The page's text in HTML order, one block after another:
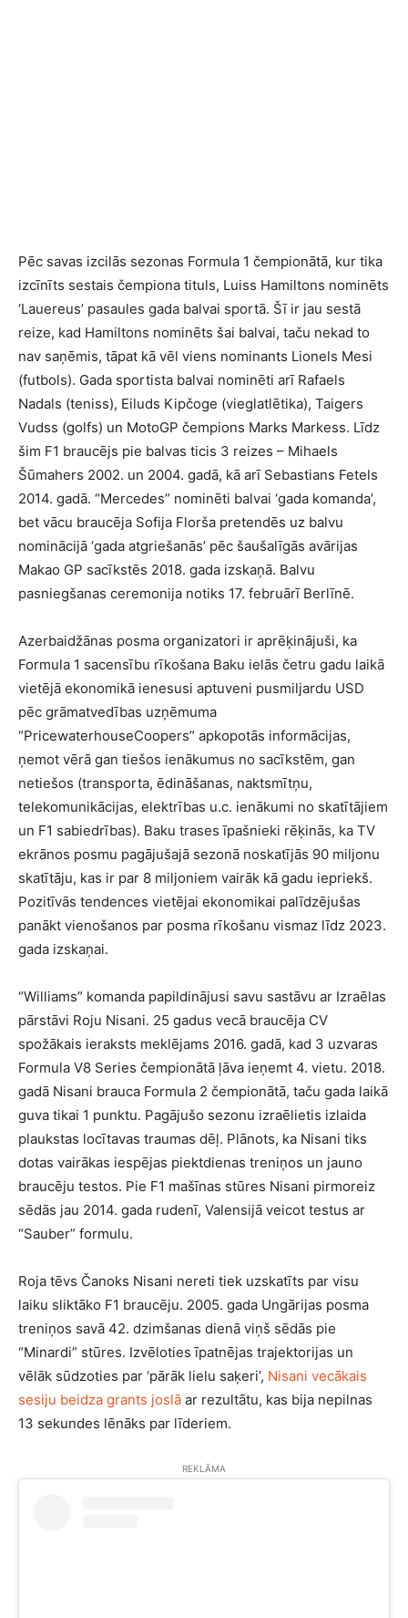
Pēc savas izcilās sezonas Formula 1 čempionātā, kur tika
izcīnīts sestais čempiona tituls, Luiss Hamiltons nominēts
‘Lauereus’ pasaules gada balvai sportā. Šī ir jau sestā
reize, kad Hamiltons nominēts šai balvai, taču nekad to
nav saņēmis, tāpat kā vēl viens nominants Lionels Mesi
(futbols). Gada sportista balvai nominēti arī Rafaels
Nadals (teniss), Eiluds Kipčoge (vieglatlētika), Taigers
Vudss (golfs) un MotoGP čempions Marks Markess. Līdz
šim F1 braucējs pie balvas ticis 3 reizes – Mihaels
Šūmahers 2002. un 2004. gadā, kā arī Sebastians Fetels
2014. gadā. “Mercedes” nominēti balvai ‘gada komanda’,
bet vācu braucēja Sofija Florša pretendēs uz balvu
nominācijā ‘gada atgriešanās’ pēc šaušalīgās avārijas
Makao GP sacīkstēs 2018. gada izskaņā. Balvu
pasniegšanas ceremonija notiks 17. februārī Berlīnē.
Azerbaidžānas posma organizatori ir aprēķinājuši, ka
Formula 1 sacensību rīkošana Baku ielās četru gadu laikā
vietējā ekonomikā ienesusi aptuveni pusmiljardu USD
pēc grāmatvedības uzņēmuma
“PricewaterhouseCoopers” apkopotās informācijas,
ņemot vērā gan tiešos ienākumus no sacīkstēm, gan
netiešos (transporta, ēdināšanas, naktsmītņu,
telekomunikācijas, elektrības u.c. ienākumi no skatītājiem
un F1 sabiedrības). Baku trases īpašnieki rēķinās, ka TV
ekrānos posmu pagājušajā sezonā noskatījās 90 miljonu
skatītāju, kas ir par 8 miljoniem vairāk kā gadu iepriekš.
Pozitīvās tendences vietējai ekonomikai palīdzējušas
panākt vienošanos par posma rīkošanu vismaz līdz 2023.
gada izskaņai.
“Williams” komanda papildinājusi savu sastāvu ar Izraēlas
pārstāvi Roju Nisani. 25 gadus vecā braucēja CV
spožākais ieraksts meklējams 2016. gadā, kad 3 uzvaras
Formula V8 Series čempionātā ļāva ieņemt 4. vietu. 2018.
gadā Nisani brauca Formula 2 čempionātā, taču gada laikā
guva tikai 1 punktu. Pagājušo sezonu izraēlietis izlaida
plaukstas locītavas traumas dēļ. Plānots, ka Nisani tiks
dotas vairākas iespējas piektdienas treniņos un jauno
braucēju testos. Pie F1 mašīnas stūres Nisani pirmoreiz
sēdās jau 2014. gada rudenī, Valensijā veicot testus ar
“Sauber” formulu.
Roja tēvs Čanoks Nisani nereti tiek uzskatīts par visu
laiku sliktāko F1 braucēju. 2005. gada Ungārijas posma
treniņos savā 42. dzimšanas dienā viņš sēdās pie
“Minardi” stūres. Izvēloties īpatnējas trajektorijas un
vēlāk sūdzoties par ‘pārāk lielu saķeri’, Nisani vecākais
sesiju beidza grants joslā ar rezultātu, kas bija nepilnas
13 sekundes lēnāks par līderiem.
REKLĀMA